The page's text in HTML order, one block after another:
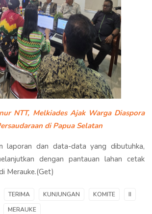
NTT, Melkiades Ajak Warga Diaspora
di Papua Selatan
laporan dan data-data yang dibutuhka,
dengan pantauan lahan cetak
Merauke.(Get)
TERIMA KUNJUNGAN KOMITE
II
MERAUKE